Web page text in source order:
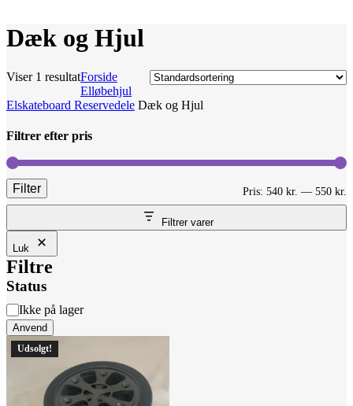
Dæk og Hjul
Viser 1 resultatForside
Elløbehjul
Elskateboard Reservedele Dæk og Hjul
Filtrer efter pris
Filter Pris: 540 kr. — 550 kr.
Filtrer varer
Luk
Filtre
Status
Status
Ikke på lager
Anvend
Udsolgt!